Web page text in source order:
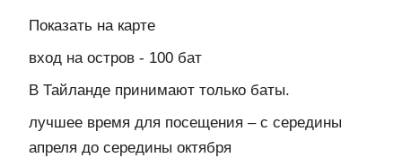
Показать на карте
вход на остров - 100 бат
В Тайланде принимают только баты.
лучшее время для посещения – с середины
апреля до середины октября